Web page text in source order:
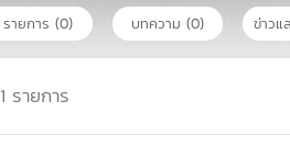
รายการ (0) บทความ (0) ข่าวแ
1 รายการ